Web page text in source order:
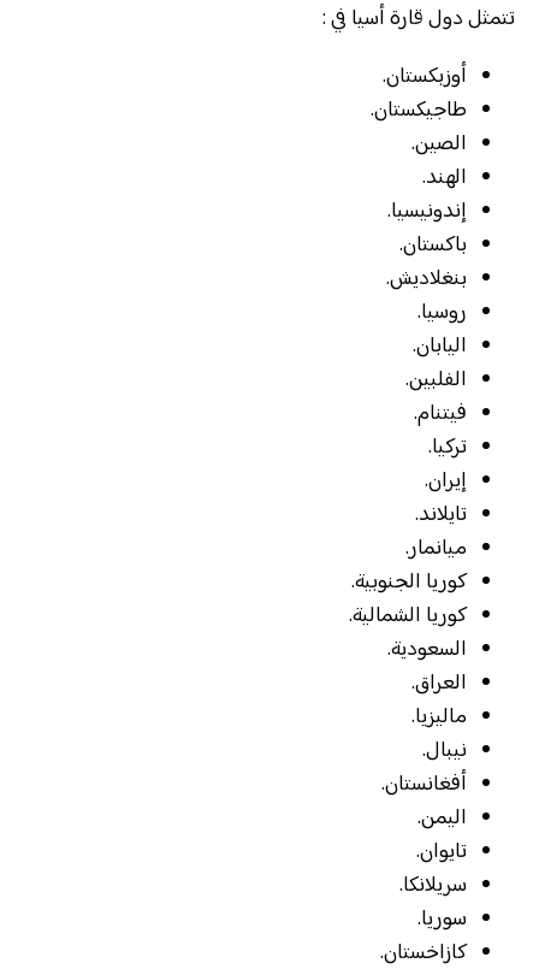
تتمثل دول قارة أسيا في :
أوزبكستان.
طاجيكستان.
الصين.
الهند.
إندونيسيا.
باكستان.
بنغلاديش.
روسيا.
اليابان.
الفلبين.
فيتنام.
تركيا.
إيران.
تايلاند.
ميانمار.
كوريا الجنوبية.
كوريا الشمالية.
السعودية.
العراق.
ماليزيا.
نيبال.
أفغانستان.
اليمن.
تايوان.
سريلانكا.
سوريا.
كازاخستان.